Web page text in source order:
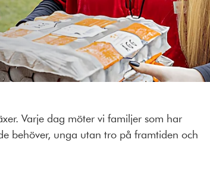
Varje dag möter vi familjer som har
behöver, unga utan tro på framtiden och